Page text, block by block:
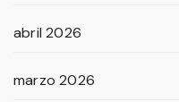
abril 2026
marzo 2026